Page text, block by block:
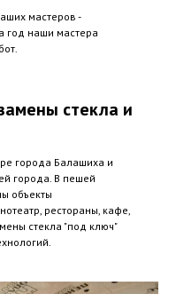
мастеров -
год наши мастера
стекла и
города Балашиха и
города. В пешей
объекты
рестораны, кафе,
стекла "под ключ"